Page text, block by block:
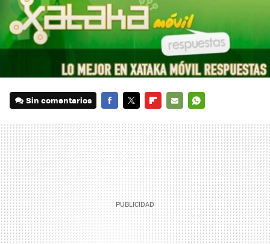
Sin comentarios
MAIL